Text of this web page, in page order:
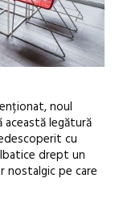
noul
legătură
cu
drept un
nostalgic pe care